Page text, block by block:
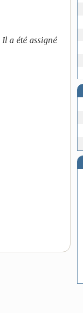
Il a été assigné